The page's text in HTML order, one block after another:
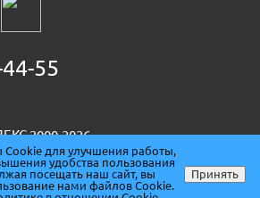
55
2000-2026
для улучшения работы,
удобства пользования
посещать наш сайт, вы
нами файлов Cookie.
Принять